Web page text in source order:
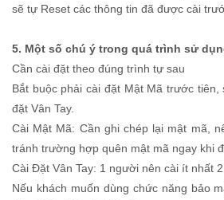
sẽ tự Reset các thông tin đã được cài
5. Một số chú ý trong quá trình sử
Cần cài đặt theo đúng trình tự sau
Bắt buộc phải cài đặt Mật Mã trước
đặt Vân Tay.
Cài Mật Mã: Cần ghi chép lại mật mã,
tránh trường hợp quên mật mã ngay khi
Cài Đặt Vân Tay: 1 người nên cài ít nhất 2
Nếu khách muốn dùng chức năng bảo